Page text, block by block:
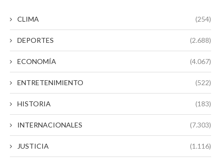
CLIMA (254)
DEPORTES (2.688)
ECONOMÍA (4.067)
ENTRETENIMIENTO (522)
HISTORIA (183)
INTERNACIONALES (7.303)
JUSTICIA (1.116)